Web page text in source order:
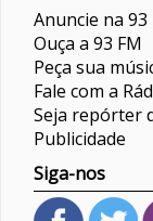
Anuncie na 93
Ouça a 93 FM
Peça sua
Fale com a
Seja repórter
Publicidade
Siga-nos